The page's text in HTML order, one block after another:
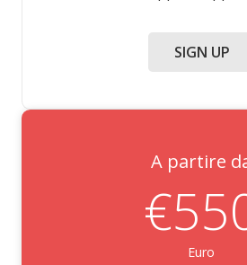
SIGN UP
A partire
Euro